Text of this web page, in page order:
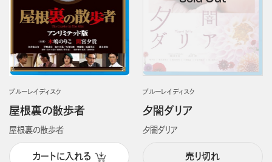
ブルーレイディスク
屋根裏の散歩者
屋根裏の散歩者
カートに入れる
ブルーレイディスク
夕闇ダリア
夕闇ダリア
売り切れ